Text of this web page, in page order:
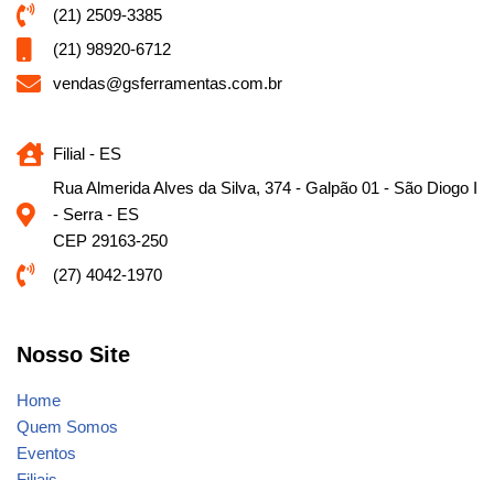
(21) 2509-3385
(21) 98920-6712
vendas@gsferramentas.com.br
Filial - ES
Rua Almerida Alves da Silva, 374 - Galpão 01 - São Diogo I
- Serra - ES
CEP 29163-250
(27) 4042-1970
Nosso Site
Home
Quem Somos
Eventos